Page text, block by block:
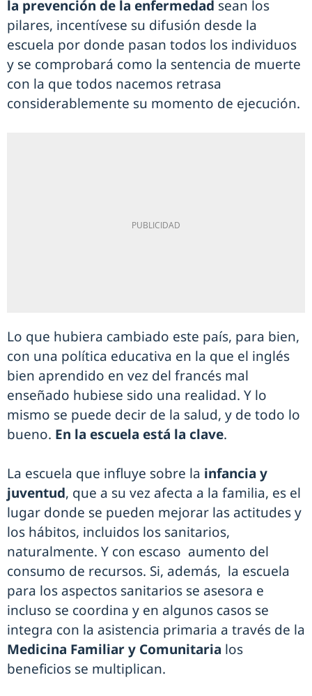
la prevención de la enfermedad sean los
pilares, incentívese su difusión desde la
escuela por donde pasan todos los individuos
y se comprobará como la sentencia de muerte
con la que todos nacemos retrasa
considerablemente su momento de ejecución.
Lo que hubiera cambiado este país, para bien,
con una política educativa en la que el inglés
bien aprendido en vez del francés mal
enseñado hubiese sido una realidad. Y lo
mismo se puede decir de la salud, y de todo lo
bueno. En la escuela está la clave.
La escuela que influye sobre la infancia y
juventud, que a su vez afecta a la familia, es el
lugar donde se pueden mejorar las actitudes y
los hábitos, incluidos los sanitarios,
naturalmente. Y con escaso aumento del
consumo de recursos. Si, además, la escuela
para los aspectos sanitarios se asesora e
incluso se coordina y en algunos casos se
integra con la asistencia primaria a través de la
Medicina Familiar y Comunitaria los
beneficios se multiplican.